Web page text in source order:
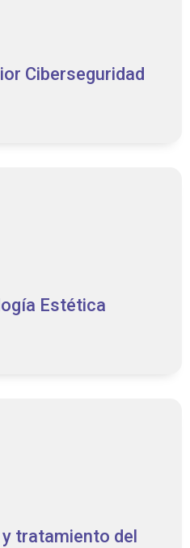
Ciberseguridad
Estética
tratamiento del